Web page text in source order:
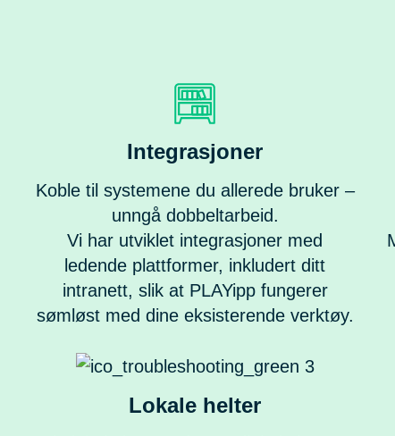
Integrasjoner
Koble til systemene du allerede bruker –
unngå dobbeltarbeid.
Vi har utviklet integrasjoner med
ledende plattformer, inkludert ditt
intranett, slik at PLAYipp fungerer
sømløst med dine eksisterende verktøy.
Lokale helter